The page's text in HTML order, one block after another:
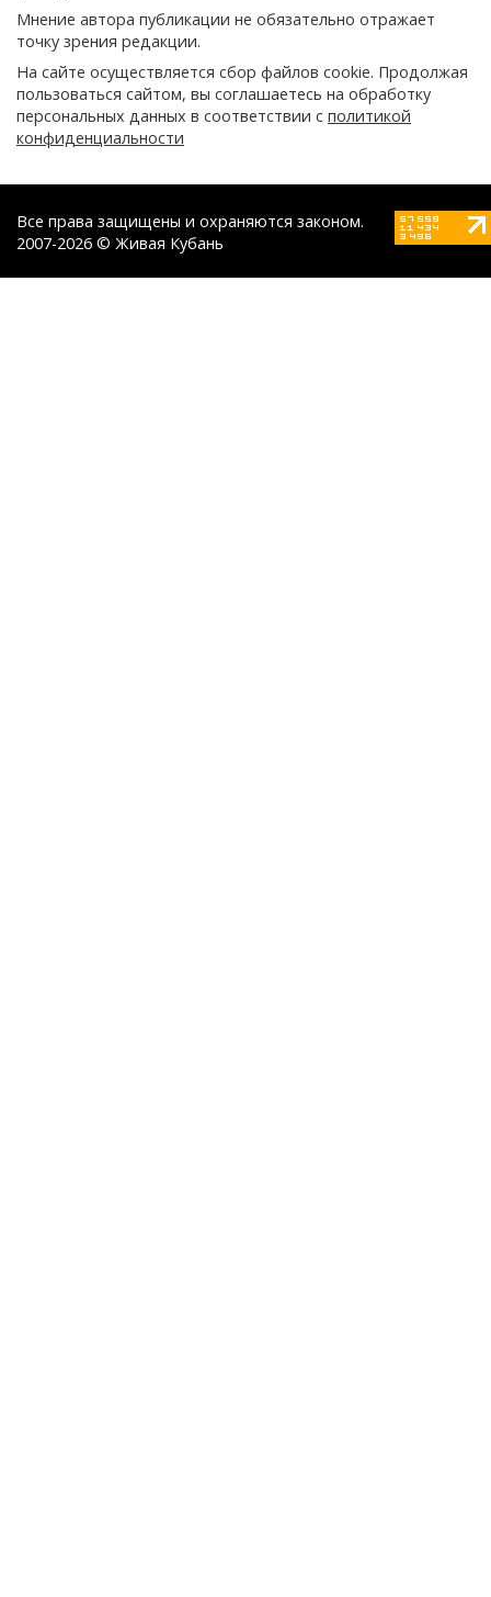
Мнение автора публикации не обязательно отражает
точку зрения редакции.
На сайте осуществляется сбор файлов cookie. Продолжая
пользоваться сайтом, вы соглашаетесь на обработку
персональных данных в соответствии с политикой
конфиденциальности
Все права защищены и охраняются законом.
2007-2026 © Живая Кубань